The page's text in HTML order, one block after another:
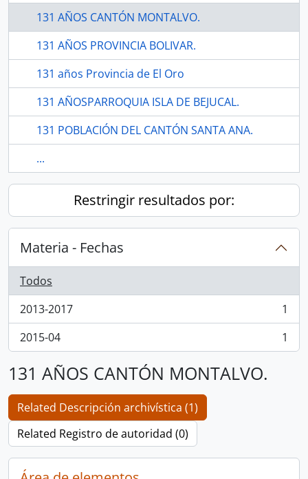
131 AÑOS CANTÓN MONTALVO.
131 AÑOS PROVINCIA BOLIVAR.
131 años Provincia de El Oro
131 AÑOSPARROQUIA ISLA DE BEJUCAL.
131 POBLACIÓN DEL CANTÓN SANTA ANA.
...
Restringir resultados por:
Materia - Fechas
Todos
2013-2017
, 1 resultados
1
2015-04
, 1 resultados 1
131 AÑOS CANTÓN MONTALVO.
Related Descripción archivística (1)
Related Registro de autoridad (0)